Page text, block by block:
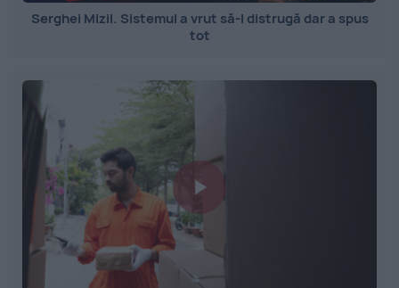
Serghei Mizil. Sistemul a vrut să-l distrugă dar a spus
tot